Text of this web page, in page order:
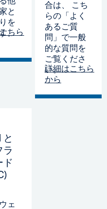
と
を
。
ちら
合は、 こち
らの「よく
あるご質
問」で一般
的な質問を
ご覧くださ
い。
詳細はこちら
から
と
ラ
ド
ェ